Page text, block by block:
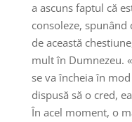
a ascuns faptul că
consoleze,
de această
mult în Dumnezeu.
se va încheia în
dispusă să o cred,
În acel moment, o